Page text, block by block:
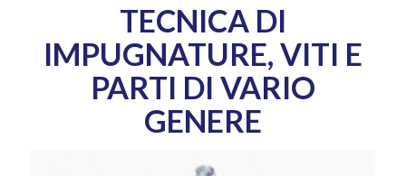
TECNICA DI
IMPUGNATURE, VITI E
PARTI DI VARIO
GENERE